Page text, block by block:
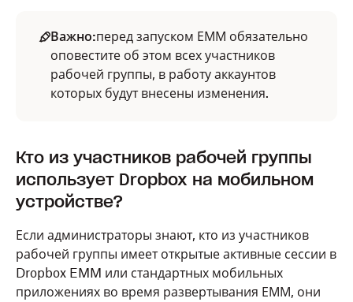
Важно:перед запуском ЕММ обязательно
оповестите об этом всех участников
рабочей группы, в работу аккаунтов
которых будут внесены изменения.
Кто из участников рабочей группы
использует Dropbox на мобильном
устройстве?
Если администраторы знают, кто из участников
рабочей группы имеет открытые активные сессии в
Dropbox EMM или стандартных мобильных
приложениях во время развертывания ЕММ, они